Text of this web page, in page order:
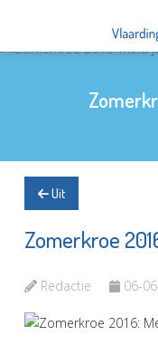
Uit
Zomerkroe
Redactie 06-